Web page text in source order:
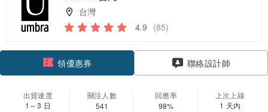
台灣
4.9 (85)
領優惠券
加入關注
聯絡設計師
出貨速度
1～3 日
關注人數
541
回應率
98%
上次上線
1 天內